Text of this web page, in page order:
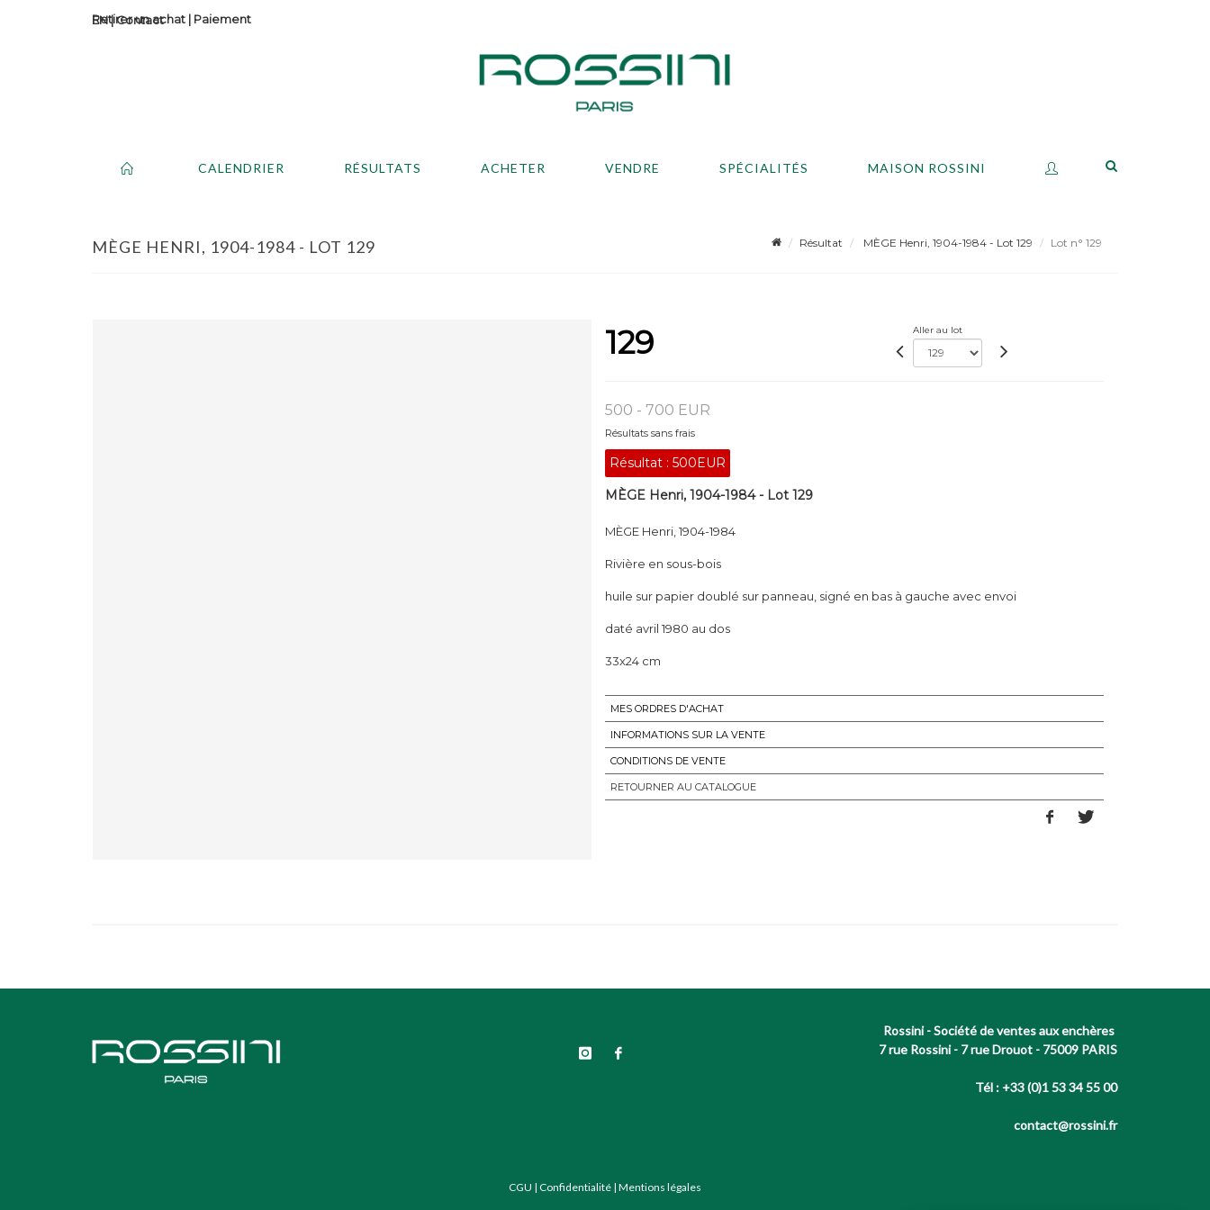
Contact
Retirer un achat | Paiement
CALENDRIER RÉSULTATS ACHETER VENDRE SPÉCIALITÉS MAISON ROSSINI
MÈGE HENRI, 1904-1984 - LOT 129 Résultat MÈGE Henri, 1904-1984 - Lot 129 Lot n° 129
129 Aller au lot
500 - 700 EUR
Résultats sans frais
Résultat : 500EUR
MÈGE Henri, 1904-1984 - Lot 129
MÈGE Henri, 1904-1984
Rivière en sous-bois
huile sur papier doublé sur panneau, signé en bas à gauche avec envoi
daté avril 1980 au dos
33x24 cm
MES ORDRES D'ACHAT
INFORMATIONS SUR LA VENTE
CONDITIONS DE VENTE
RETOURNER AU CATALOGUE
Rossini - Société de ventes aux enchères
7 rue Rossini - 7 rue Drouot - 75009 PARIS
Tél : +33 (0)1 53 34 55 00
contact@rossini.fr
CGU | Confidentialité | Mentions légales